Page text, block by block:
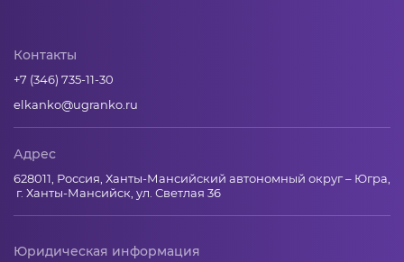
Контакты
+7 (346) 735-11-30
elkanko@ugranko.ru
Адрес
628011, Россия, Ханты-Мансийский автономный округ – Югра,
г. Ханты-Мансийск, ул. Светлая 36
Юридическая информация